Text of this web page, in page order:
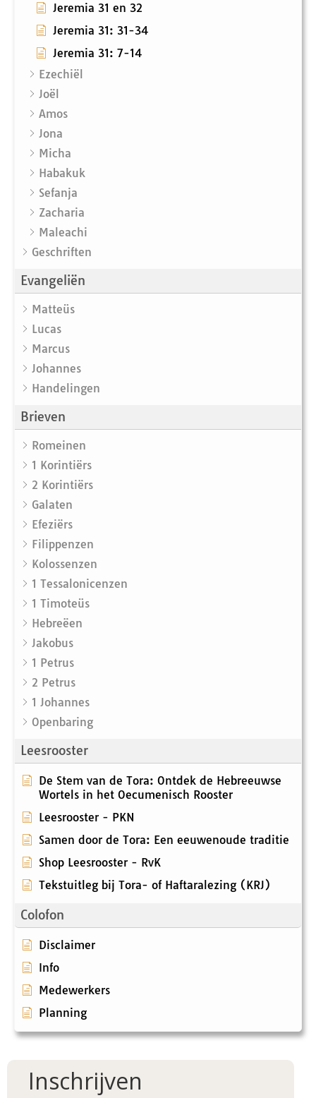
Jeremia 31 en 32
Jeremia 31: 31-34
Jeremia 31: 7-14
Ezechiël
Joël
Amos
Jona
Micha
Habakuk
Sefanja
Zacharia
Maleachi
Geschriften
Evangeliën
Matteüs
Lucas
Marcus
Johannes
Handelingen
Brieven
Romeinen
1 Korintiërs
2 Korintiërs
Galaten
Efeziërs
Filippenzen
Kolossenzen
1 Tessalonicenzen
1 Timoteüs
Hebreëen
Jakobus
1 Petrus
2 Petrus
1 Johannes
Openbaring
Leesrooster
De Stem van de Tora: Ontdek de Hebreeuwse
Wortels in het Oecumenisch Rooster
Leesrooster - PKN
Samen door de Tora: Een eeuwenoude traditie
Shop Leesrooster - RvK
Tekstuitleg bij Tora- of Haftaralezing (KRJ)
Colofon
Disclaimer
Info
Medewerkers
Planning
Inschrijven